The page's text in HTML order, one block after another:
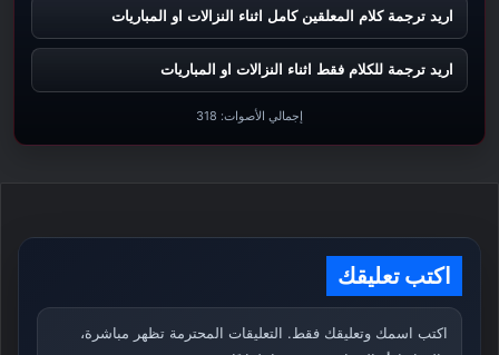
اريد ترجمة كلام المعلقين كامل اثناء النزالات او المباريات
اريد ترجمة للكلام فقط اثناء النزالات او المباريات
إجمالي الأصوات: 318
اكتب تعليقك
اكتب اسمك وتعليقك فقط. التعليقات المحترمة تظهر مباشرة،